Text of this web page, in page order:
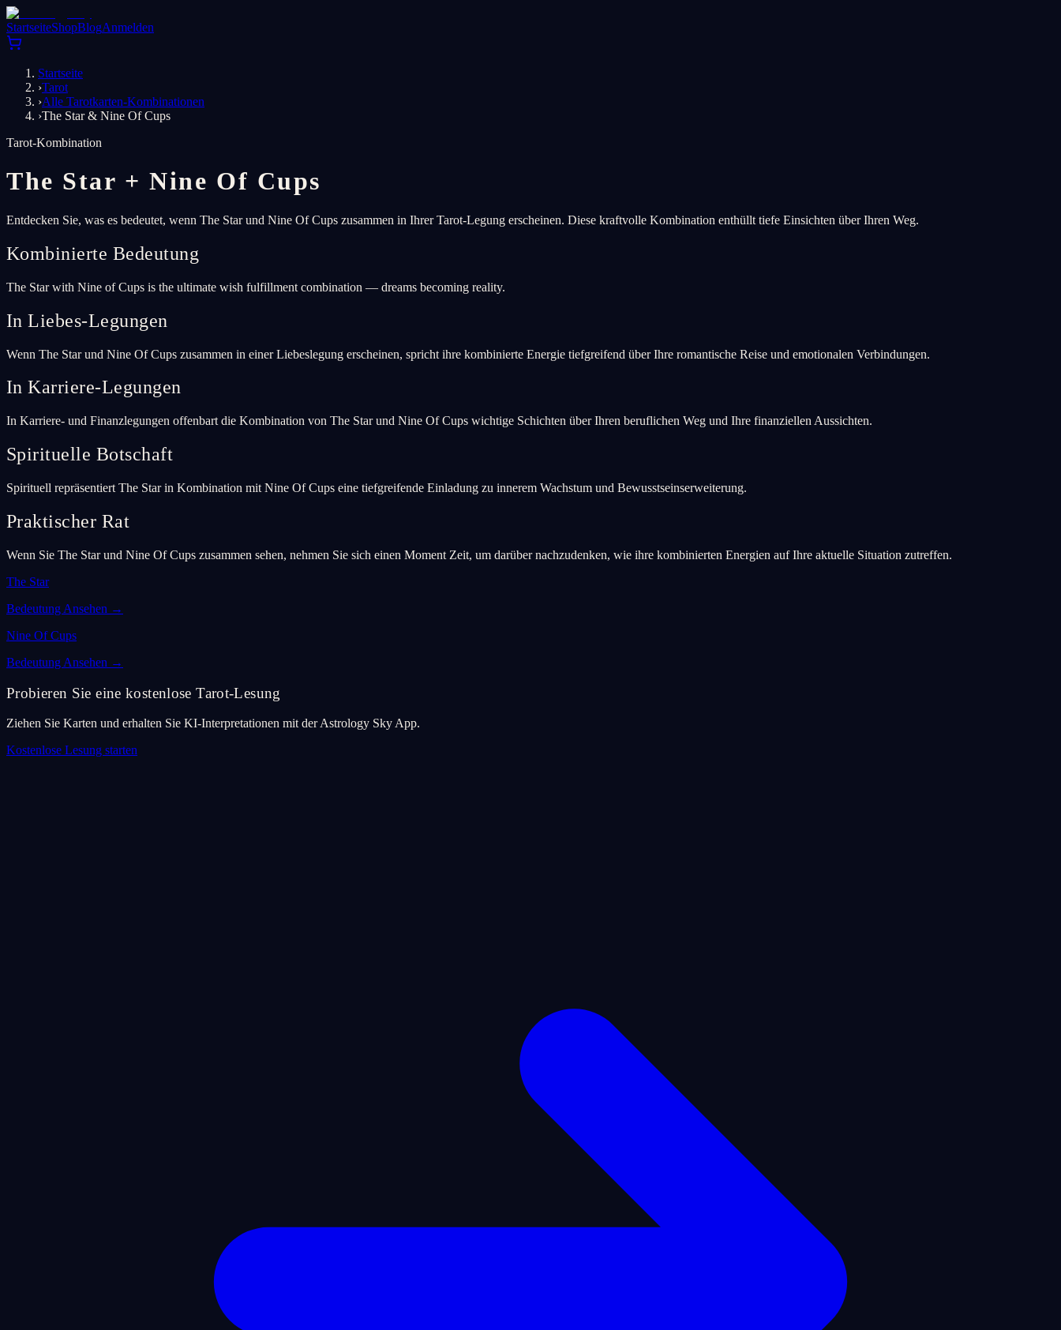
StartseiteShopBlogAnmelden
Startseite
›Tarot
›Alle Tarotkarten-Kombinationen
›The Star & Nine Of Cups
Tarot-Kombination
The Star +Nine Of Cups
Entdecken Sie, was es bedeutet, wenn The Star und Nine Of Cups zusammen in Ihrer Tarot-Legung erscheinen. Diese kraftvolle Kombination enthüllt tiefe Einsichten über Ihren Weg.
Kombinierte Bedeutung
The Star with Nine of Cups is the ultimate wish fulfillment combination — dreams becoming reality.
In Liebes-Legungen
Wenn The Star und Nine Of Cups zusammen in einer Liebeslegung erscheinen, spricht ihre kombinierte Energie tiefgreifend über Ihre romantische Reise und emotionalen Verbindungen.
In Karriere-Legungen
In Karriere- und Finanzlegungen offenbart die Kombination von The Star und Nine Of Cups wichtige Schichten über Ihren beruflichen Weg und Ihre finanziellen Aussichten.
Spirituelle Botschaft
Spirituell repräsentiert The Star in Kombination mit Nine Of Cups eine tiefgreifende Einladung zu innerem Wachstum und Bewusstseinserweiterung.
Praktischer Rat
Wenn Sie The Star und Nine Of Cups zusammen sehen, nehmen Sie sich einen Moment Zeit, um darüber nachzudenken, wie ihre kombinierten Energien auf Ihre aktuelle Situation zutreffen.
The Star
Bedeutung Ansehen →
Nine Of Cups
Bedeutung Ansehen →
Probieren Sie eine kostenlose Tarot-Lesung
Ziehen Sie Karten und erhalten Sie KI-Interpretationen mit der Astrology Sky App.
Kostenlose Lesung starten